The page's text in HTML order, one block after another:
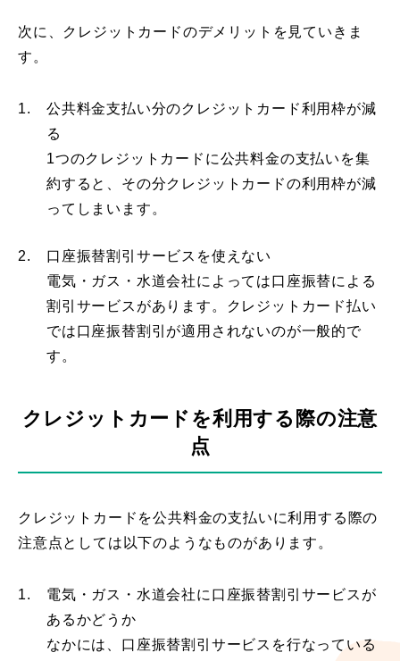
次に、クレジットカードのデメリットを見ていきま
す。
1.
公共料金支払い分のクレジットカード利用枠が減
る
1つのクレジットカードに公共料金の支払いを集
約すると、その分クレジットカードの利用枠が減
ってしまいます。
2.
口座振替割引サービスを使えない
電気・ガス・水道会社によっては口座振替による
割引サービスがあります。クレジットカード払い
では口座振替割引が適用されないのが一般的で
す。
クレジットカードを利用する際の注意
点
クレジットカードを公共料金の支払いに利用する際の
注意点としては以下のようなものがあります。
1.
電気・ガス・水道会社に口座振替割引サービスが
あるかどうか
なかには、口座振替割引サービスを行なっている